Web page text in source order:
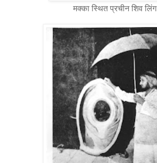
मक्का स्थित प्रचीन शिव लिंग